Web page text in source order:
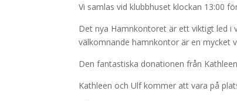
Vi samlas vid klubbhuset klockan 13:00
Det nya Hamnkontoret är ett viktigt led i
välkomnande hamnkontor är en mycket
Den fantastiska donationen från
Kathleen och Ulf kommer att vara på